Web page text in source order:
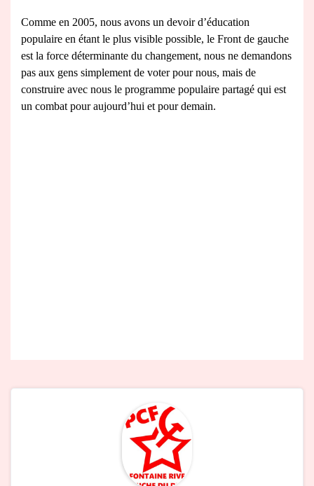
Comme en 2005, nous avons un devoir d’éducation
populaire en étant le plus visible possible, le Front de gauche
est la force déterminante du changement, nous ne demandons
pas aux gens simplement de voter pour nous, mais de
construire avec nous le programme populaire partagé qui est
un combat pour aujourd’hui et pour demain.